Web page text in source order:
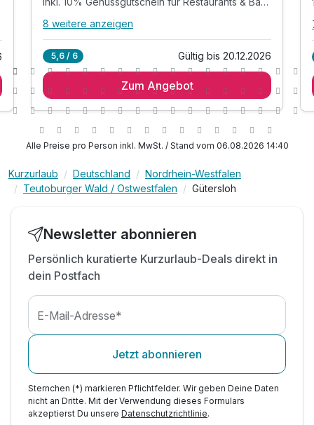
Für 4 Tage
Einzelzimmer Standard
Alle Inklusivleistungen
1 Übernachtung
1 x reichhaltiges Frühstück vom Buffet
inkl. 10% Genussgutschein für Restaurants &
Bars**
1 x Wellnesscocktail zu Begrüßung
1 x Obstteller auf dem Zimmer
2 x Flaschen Mineralwasser auf Ihrem Zimmer
inkl. Nutzung des Wellnessbereichs
inkl. Kaffee-/Teezubereitung auf Ihrem Zimmer
Abendlicher Turndown-Service inkl. Betthupferl
digitaler Service inkl. 7000 Online Zeitungen
uvm.
8 weitere anzeigen
5,6 / 6 Gültig bis 20.12.2026
Zum Angebot
Alle Preise pro Person inkl. MwSt. / Stand vom 06.08.2026 14:40
Kurzurlaub Deutschland
Nordrhein-Westfalen
Teutoburger Wald / Ostwestfalen
Gütersloh
Newsletter abonnieren
Persönlich kuratierte Kurzurlaub-Deals direkt in
dein Postfach
E-Mail-Adresse*
Jetzt abonnieren
Sternchen (*) markieren Pflichtfelder. Wir geben Deine Daten
nicht an Dritte. Mit der Verwendung dieses Formulars
akzeptierst Du unsere Datenschutzrichtlinie.